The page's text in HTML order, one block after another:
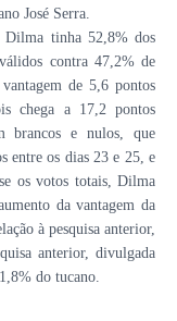
José Serra.
Dilma tinha 52,8% dos
contra 47,2% de
vantagem de 5,6 pontos
chega a 17,2 pontos
brancos e nulos, que
entre os dias 23 e 25, e
os votos totais, Dilma
da vantagem da
à pesquisa anterior,
anterior, divulgada
do tucano.